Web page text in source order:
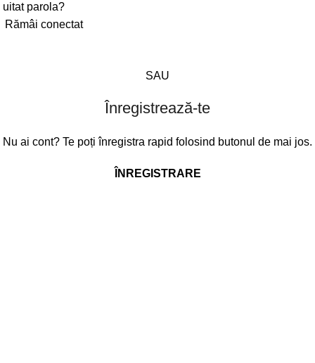
uitat parola?
Rămâi conectat
SAU
Înregistrează-te
Nu ai cont? Te poți înregistra rapid folosind butonul de mai jos.
ÎNREGISTRARE